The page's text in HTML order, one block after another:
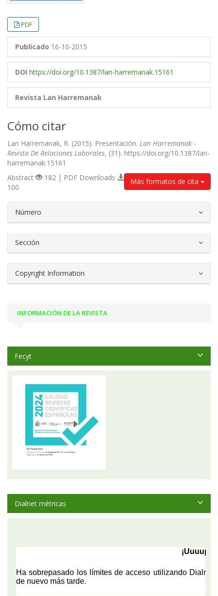
PDF
Publicado 16-10-2015
DOI https://doi.org/10.1387/lan-harremanak.15161
Revista Lan Harremanak
Cómo citar
Lan Harremanak, R. (2015). Presentación. Lan Harremanak -
Revista De Relaciones Laborales, (31). https://doi.org/10.1387/lan-
harremanak.15161
Más formatos de cita
Abstract
182 | PDF Downloads
100
Número
Sección
Copyright Information
INFORMACIÓN DE LA REVISTA
Fecyt
Dialnet métricas